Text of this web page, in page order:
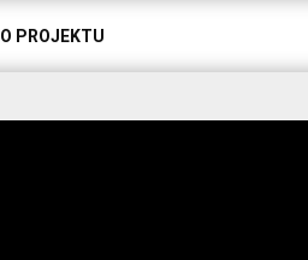
O PROJEKTU